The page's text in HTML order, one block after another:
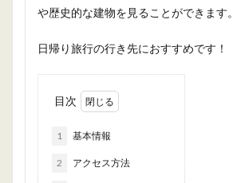
や歴史的な建物を見ることができます。
日帰り旅行の行き先におすすめです！
目次
1 基本情報
2 アクセス方法